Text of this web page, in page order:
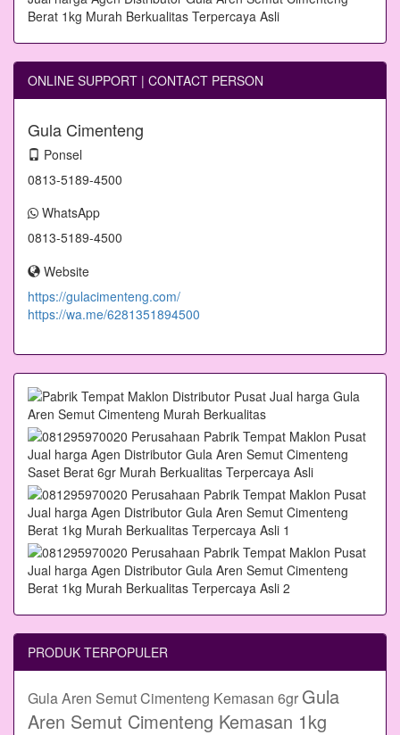
ONLINE SUPPORT | CONTACT PERSON
Gula Cimenteng
Ponsel
0813-5189-4500
WhatsApp
0813-5189-4500
Website
https://gulacimenteng.com/
https://wa.me/6281351894500
PRODUK TERPOPULER
Gula Aren Semut Cimenteng Kemasan 6gr Gula
Aren Semut Cimenteng Kemasan 1kg